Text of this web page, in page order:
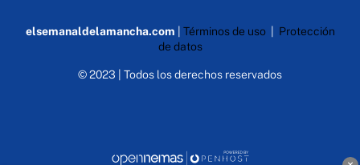
elsemanaldelamancha.com Términos de uso| Protección
de datos
© 2023 | Todos los derechos reservados